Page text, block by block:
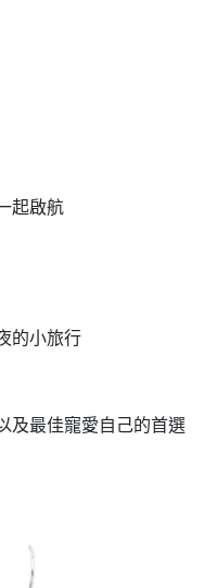
起啟航
的小旅行
及最佳寵愛自己的首選